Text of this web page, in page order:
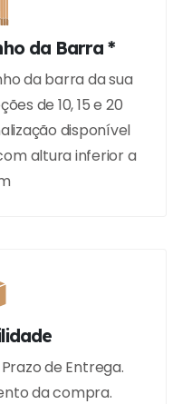
da Barra *
da barra da sua
de 10, 15 e 20
disponível
altura inferior a
de Entrega.
da compra.